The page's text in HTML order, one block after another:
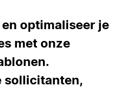
optimaliseer je
met onze
sollicitanten,